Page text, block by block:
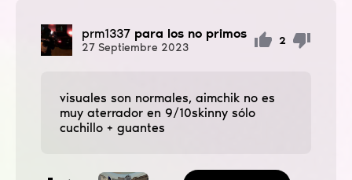
prm1337 para los no primos
27 Septiembre 2023
2
visuales son normales, aimchik no es
muy aterrador en 9/10skinny sólo
cuchillo + guantes